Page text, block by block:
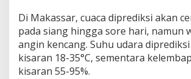
Di Makassar, cuaca diprediksi akan
pada siang hingga sore hari, namun
angin kencang. Suhu udara
kisaran 18-35°C, sementara
kisaran 55-95%.